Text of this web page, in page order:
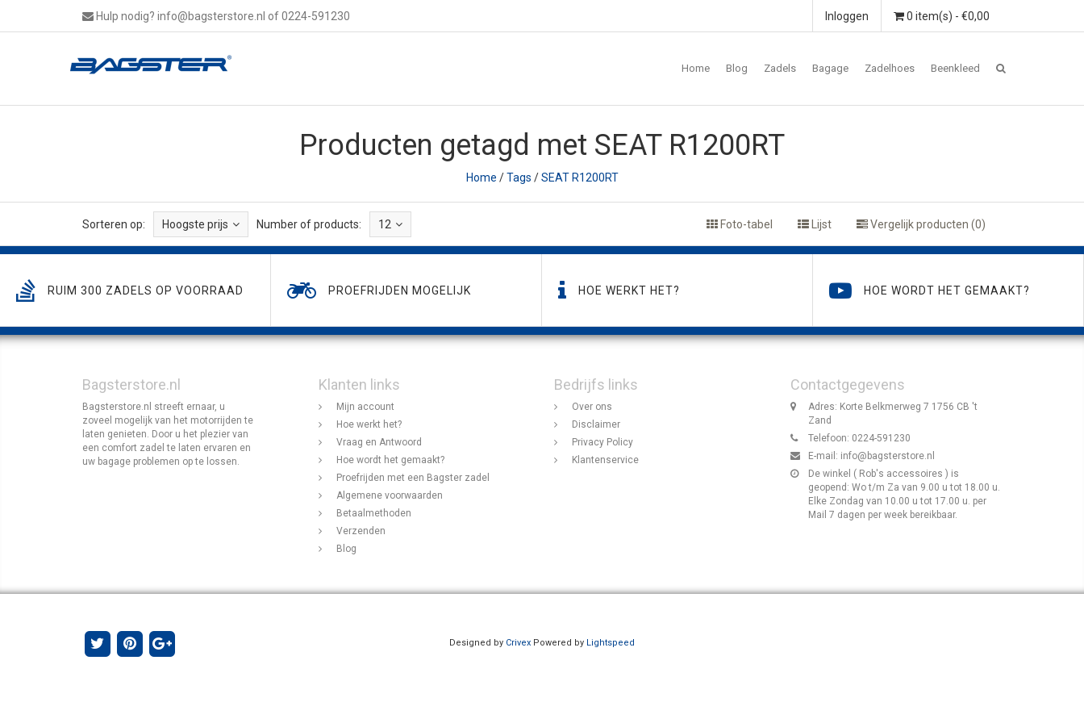
Hulp nodig? info@bagsterstore.nl of 0224-591230 0 item(s) - €0,00
Inloggen
Home Blog Zadels Bagage Zadelhoes Beenkleed
Producten getagd met SEAT R1200RT
Home /Tags /SEAT R1200RT
Sorteren op: Hoogste prijs Number of products: 12 Foto-tabel Lijst Vergelijk producten (0)
RUIM 300 ZADELS OP VOORRAAD PROEFRIJDEN MOGELIJK HOE WERKT HET? HOE WORDT HET GEMAAKT?
Bagsterstore.nl
Bagsterstore.nl streeft ernaar, u
zoveel mogelijk van het motorrijden te
laten genieten. Door u het plezier van
een comfort zadel te laten ervaren en
uw bagage problemen op te lossen.
Klanten links
Mijn account
Hoe werkt het?
Vraag en Antwoord
Hoe wordt het gemaakt?
Proefrijden met een Bagster zadel
Algemene voorwaarden
Betaalmethoden
Verzenden
Blog
Bedrijfs links
Over ons
Disclaimer
Privacy Policy
Klantenservice
Contactgegevens
Adres: Korte Belkmerweg 7 1756 CB 't
Zand
Telefoon: 0224-591230
E-mail: info@bagsterstore.nl
De winkel ( Rob's accessoires ) is
geopend: Wo t/m Za van 9.00 u tot 18.00 u.
Elke Zondag van 10.00 u tot 17.00 u. per
Mail 7 dagen per week bereikbaar.
Designed by Crivex Powered by Lightspeed